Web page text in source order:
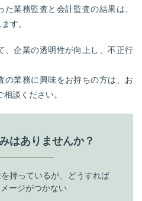
サービス紹介
求人情報
業務監査と会計監査の結果は、
す。
、企業の透明性が向上し、不正行
の業務に興味をお持ちの方は、お
談ください。
はありませんか？
持っているが、どうすれば
ージがつかない